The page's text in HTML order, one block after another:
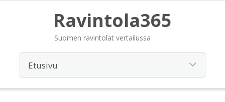
Ravintola365
Suomen ravintolat vertailussa